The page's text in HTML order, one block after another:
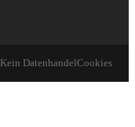
Kein DatenhandelCookies